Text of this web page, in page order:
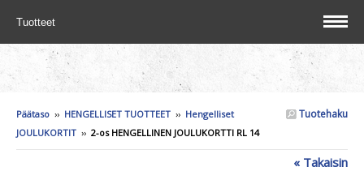
Tuotteet
Tuotehaku
Päätaso ›› HENGELLISET TUOTTEET ›› Hengelliset
JOULUKORTIT ›› 2-os HENGELLINEN JOULUKORTTI RL 14
« Takaisin